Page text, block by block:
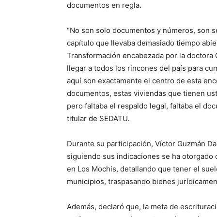
documentos en regla.
“No son solo documentos y números, son
capítulo que llevaba demasiado tiempo
Transformación encabezada por la
llegar a todos los rincones del país para
aquí son exactamente el centro de esta
documentos, estas viviendas que tienen
pero faltaba el respaldo legal, faltaba el
titular de SEDATU.
Durante su participación, Víctor Guzmán
siguiendo sus indicaciones se ha
en Los Mochis, detallando que tener el
municipios, traspasando bienes
Además, declaró que, la meta de